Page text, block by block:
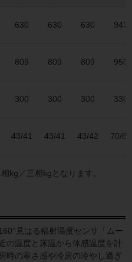
630 630 630 943
809 809 809 950
300 300 300 330
43/41 43/41 43/42 70/66
kg／三相kgとなります。
見はる輻射温度センサ「ムー
の温度と床温から体感温度を計
時の寒さ感や冷房の冷やし過ぎ